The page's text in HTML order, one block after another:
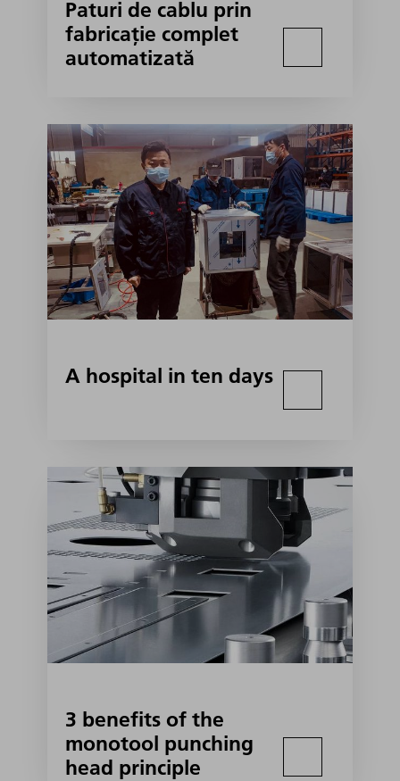
Paturi de cablu prin
fabricație complet
automatizată
A hospital in ten days
3 benefits of the
monotool punching
head principle